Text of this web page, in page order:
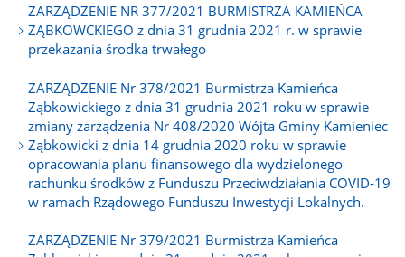
ZARZĄDZENIE NR 377/2021 BURMISTRZA KAMIEŃCA
ZĄBKOWCKIEGO z dnia 31 grudnia 2021 r. w sprawie
przekazania środka trwałego
ZARZĄDZENIE Nr 378/2021 Burmistrza Kamieńca
Ząbkowickiego z dnia 31 grudnia 2021 roku w sprawie
zmiany zarządzenia Nr 408/2020 Wójta Gminy Kamieniec
Ząbkowicki z dnia 14 grudnia 2020 roku w sprawie
opracowania planu finansowego dla wydzielonego
rachunku środków z Funduszu Przeciwdziałania COVID-19
w ramach Rządowego Funduszu Inwestycji Lokalnych.
ZARZĄDZENIE Nr 379/2021 Burmistrza Kamieńca